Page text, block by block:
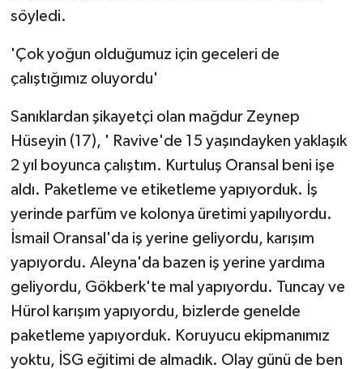
söyledi.
'Çok yoğun olduğumuz için geceleri de
çalıştığımız oluyordu'
Sanıklardan şikayetçi olan mağdur Zeynep
Hüseyin (17), ' Ravive'de 15 yaşındayken yaklaşık
2 yıl boyunca çalıştım. Kurtuluş Oransal beni işe
aldı. Paketleme ve etiketleme yapıyorduk. İş
yerinde parfüm ve kolonya üretimi yapılıyordu.
İsmail Oransal'da iş yerine geliyordu, karışım
yapıyordu. Aleyna'da bazen iş yerine yardıma
geliyordu, Gökberk'te mal yapıyordu. Tuncay ve
Hürol karışım yapıyordu, bizlerde genelde
paketleme yapıyorduk. Koruyucu ekipmanımız
yoktu, İSG eğitimi de almadık. Olay günü de ben